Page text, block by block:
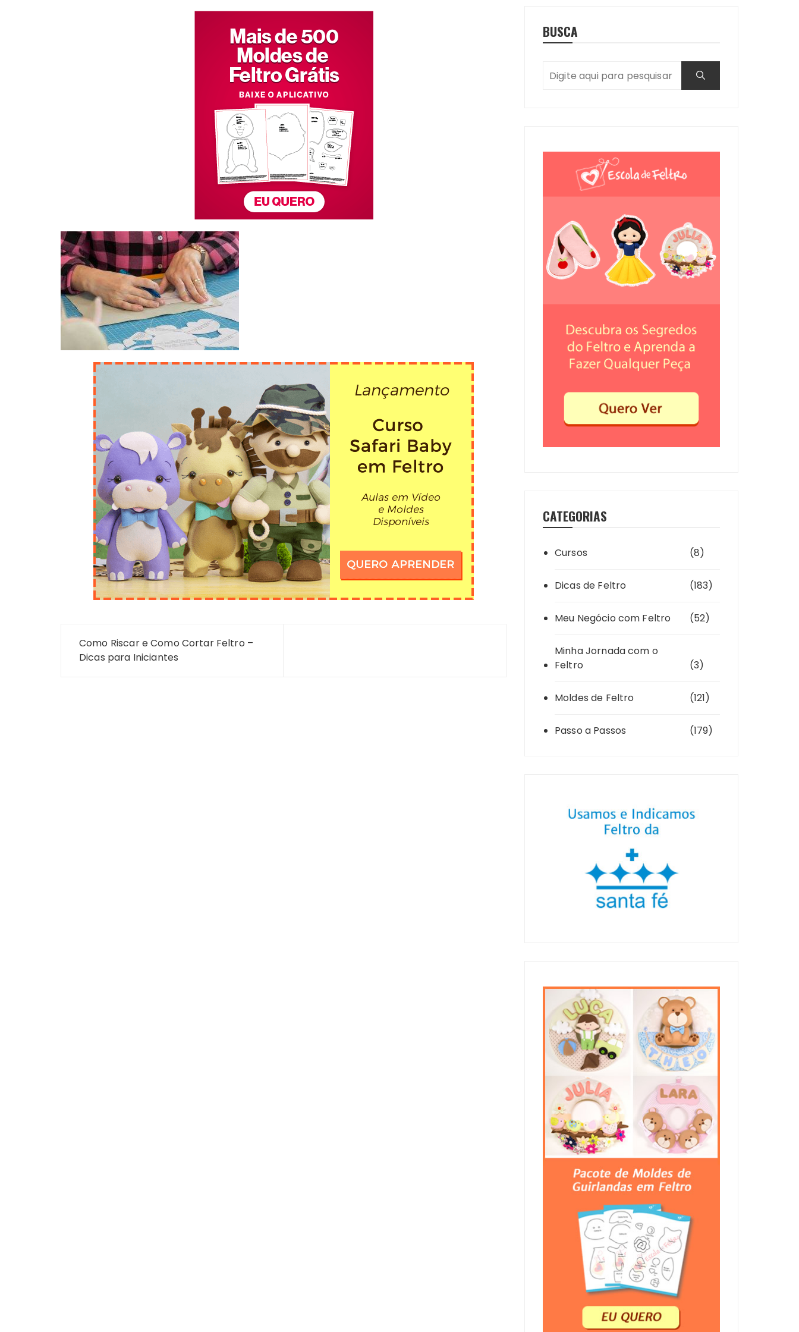
Navegação
deComo Riscar e Como Cortar Feltro –
Dicas para Iniciantes
BUSCA
CATEGORIAS
Cursos (8)
Dicas de Feltro (183)
Meu Negócio com Feltro (52)
Minha Jornada com o
Feltro
(3)
Moldes de Feltro (121)
Passo a Passos (179)